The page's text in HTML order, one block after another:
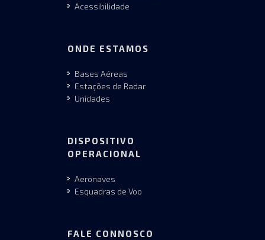
Acessibilidade
ONDE ESTAMOS
Bases Aéreas
Estações de Radar
Unidades
DISPOSITIVO
OPERACIONAL
Aeronaves
Esquadras de Voo
FALE CONNOSCO